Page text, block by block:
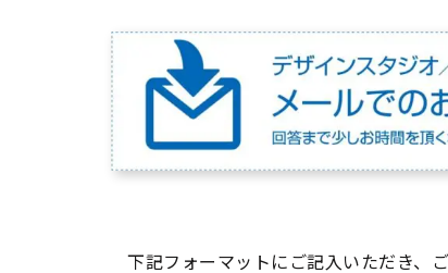
下記フォーマットにご記入いただき、